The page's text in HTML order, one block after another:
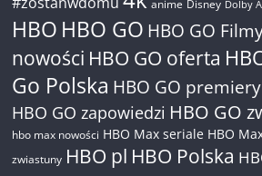
anime Disney Dolby
HBO HBO GO HBO GO
nowości HBO GO oferta
Go Polska HBO GO premiery
HBO GO zapowiedzi HBO GO
hbo max nowości HBO Max seriale HBO
zwiastuny HBO pl HBO Polska